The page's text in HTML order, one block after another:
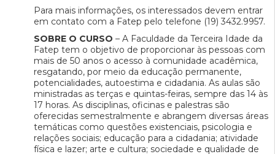
Para mais informações, os interessados devem entrar
em contato com a Fatep pelo telefone (19) 3432.9957.
SOBRE O CURSO – A Faculdade da Terceira Idade da
Fatep tem o objetivo de proporcionar às pessoas com
mais de 50 anos o acesso à comunidade acadêmica,
resgatando, por meio da educação permanente,
potencialidades, autoestima e cidadania. As aulas são
ministradas as terças e quintas-feiras, sempre das 14 às
17 horas. As disciplinas, oficinas e palestras são
oferecidas semestralmente e abrangem diversas áreas
temáticas como questões existenciais, psicologia e
relações sociais; educação para a cidadania; atividade
física e lazer; arte e cultura; sociedade e qualidade de